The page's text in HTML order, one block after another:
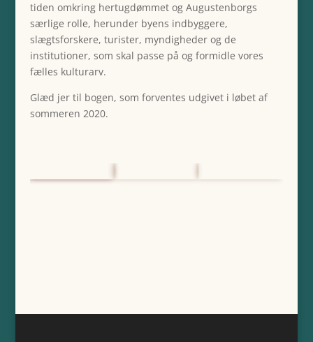
tiden omkring hertugdømmet og Augustenborgs
særlige rolle, herunder byens indbyggere,
slægtsforskere, turister, myndigheder og de
institutioner, som skal passe på og formidle vores
fælles kulturarv.
Glæd jer til bogen, som forventes udgivet i løbet af
sommeren 2020.